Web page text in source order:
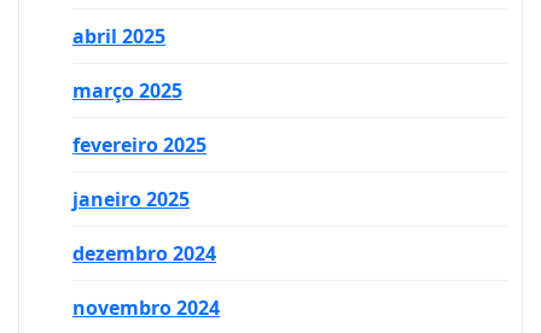
abril 2025
março 2025
fevereiro 2025
janeiro 2025
dezembro 2024
novembro 2024